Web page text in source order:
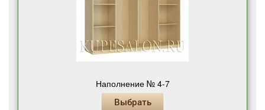
Наполнение № 4-7
Выбрать